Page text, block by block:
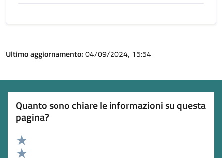
Ultimo aggiornamento: 04/09/2024, 15:54
Quanto sono chiare le informazioni su questa
pagina?
Valuta 5 stelle su 5